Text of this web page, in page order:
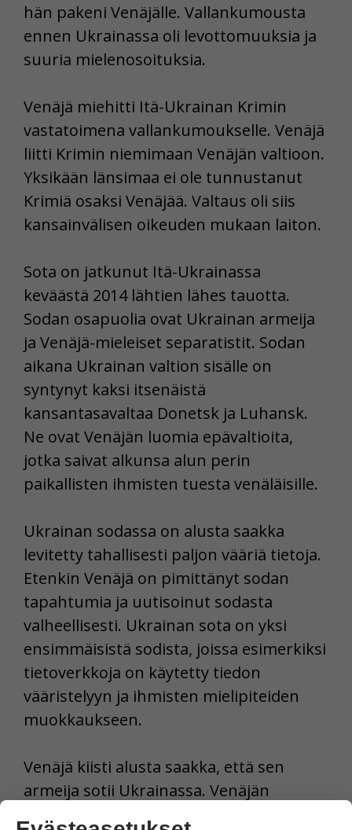
hän pakeni Venäjälle. Vallankumousta
ennen Ukrainassa oli levottomuuksia ja
suuria mielenosoituksia.
Venäjä miehitti Itä-Ukrainan Krimin
vastatoimena vallankumoukselle. Venäjä
liitti Krimin niemimaan Venäjän valtioon.
Yksikään länsimaa ei ole tunnustanut
Krimiä osaksi Venäjää. Valtaus oli siis
kansainvälisen oikeuden mukaan laiton.
Sota on jatkunut Itä-Ukrainassa
keväästä 2014 lähtien lähes tauotta.
Sodan osapuolia ovat Ukrainan armeija
ja Venäjä-mieleiset separatistit. Sodan
aikana Ukrainan valtion sisälle on
syntynyt kaksi itsenäistä
kansantasavaltaa Donetsk ja Luhansk.
Ne ovat Venäjän luomia epävaltioita,
jotka saivat alkunsa alun perin
paikallisten ihmisten tuesta venäläisille.
Ukrainan sodassa on alusta saakka
levitetty tahallisesti paljon vääriä tietoja.
Etenkin Venäjä on pimittänyt sodan
tapahtumia ja uutisoinut sodasta
valheellisesti. Ukrainan sota on yksi
ensimmäisistä sodista, joissa esimerkiksi
tietoverkkoja on käytetty tiedon
vääristelyyn ja ihmisten mielipiteiden
muokkaukseen.
Venäjä kiisti alusta saakka, että sen
armeija sotii Ukrainassa. Venäjän